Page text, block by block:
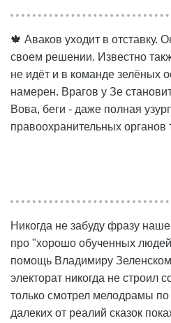
🍁 Аваков уходит в
своем решении. Известно
не идёт и в команде зелёных
намерен. Врагов у Зе
Вова, беги - даже полная
правоохранительных органов
Никогда не забуду фразу
про "хорошо обученных
помощь Владимиру
электорат никогда не строил
только смотрел мелодрамы по
далеких от реалий сказок